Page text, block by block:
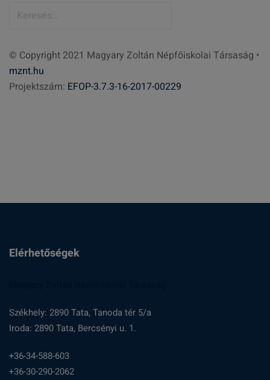
e
s
é
© Copyright 2021 Magyary Zoltán Népfőiskolai Társaság •
mznt.hu
Projektszám: EFOP-3.7.3-16-2017-00229
Elérhetőségek
Székhely: 2890 Tata, Tanoda tér 5/a
Iroda: 2890 Tata, Bercsényi u. 1.
+36-34-588-603
+36-30-290-2062